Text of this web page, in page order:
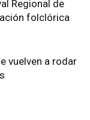
Regional de
folclórica
vuelven a rodar